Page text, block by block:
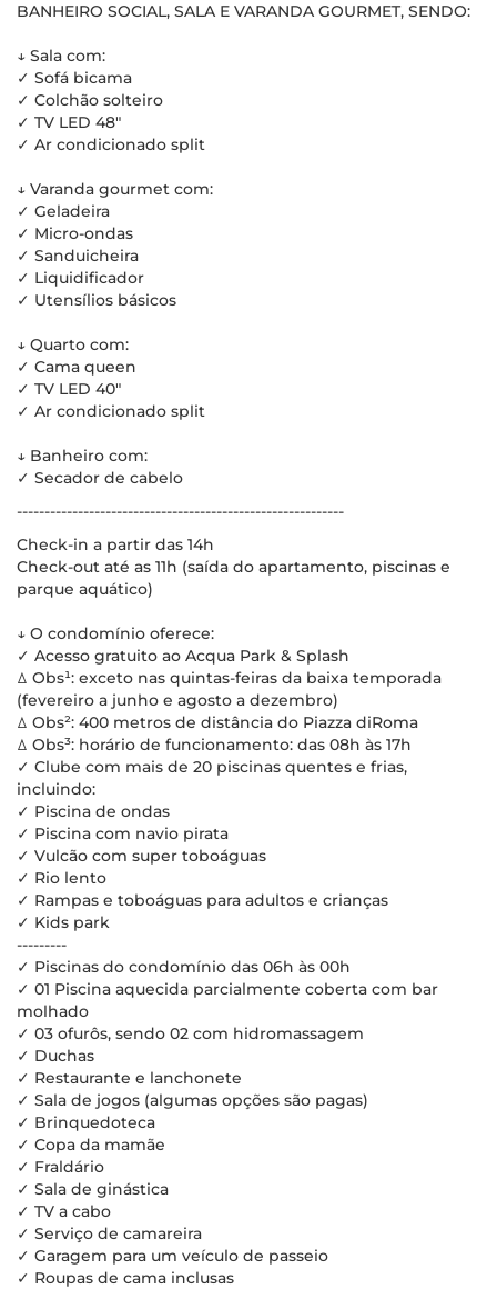
BANHEIRO SOCIAL, SALA E VARANDA GOURMET, SENDO:
↓ Sala com:
✓ Sofá bicama
✓ Colchão solteiro
✓ TV LED 48"
✓ Ar condicionado split
↓ Varanda gourmet com:
✓ Geladeira
✓ Micro-ondas
✓ Sanduicheira
✓ Liquidificador
✓ Utensílios básicos
↓ Quarto com:
✓ Cama queen
✓ TV LED 40"
✓ Ar condicionado split
↓ Banheiro com:
✓ Secador de cabelo
-----------------------------------------------------------
Check-in a partir das 14h
Check-out até as 11h (saída do apartamento, piscinas e
parque aquático)
↓ O condomínio oferece:
✓ Acesso gratuito ao Acqua Park & Splash
ꕔ Obs¹: exceto nas quintas-feiras da baixa temporada
(fevereiro a junho e agosto a dezembro)
ꕔ Obs²: 400 metros de distância do Piazza diRoma
ꕔ Obs³: horário de funcionamento: das 08h às 17h
✓ Clube com mais de 20 piscinas quentes e frias,
incluindo:
✓ Piscina de ondas
✓ Piscina com navio pirata
✓ Vulcão com super toboáguas
✓ Rio lento
✓ Rampas e toboáguas para adultos e crianças
✓ Kids park
---------
✓ Piscinas do condomínio das 06h às 00h
✓ 01 Piscina aquecida parcialmente coberta com bar
molhado
✓ 03 ofurôs, sendo 02 com hidromassagem
✓ Duchas
✓ Restaurante e lanchonete
✓ Sala de jogos (algumas opções são pagas)
✓ Brinquedoteca
✓ Copa da mamãe
✓ Fraldário
✓ Sala de ginástica
✓ TV a cabo
✓ Serviço de camareira
✓ Garagem para um veículo de passeio
✓ Roupas de cama inclusas